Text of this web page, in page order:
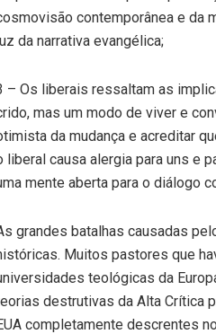
contemporânea e da
da narrativa evangélica;
– Os liberais ressaltam as
mas um modo de viver e
da mudança e acreditar
liberal causa alergia para uns e
mente aberta para o diálogo
grandes batalhas causadas
Muitos pastores que
teológicas da
destrutivas da Alta Crítica
completamente descrentes